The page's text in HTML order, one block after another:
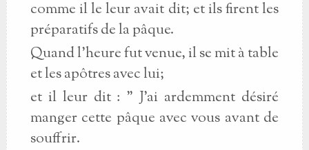
comme il le leur avait dit; et ils firent les
préparatifs de la pâque.
Quand l'heure fut venue, il se mit à table
et les apôtres avec lui;
et il leur dit : " J'ai ardemment désiré
manger cette pâque avec vous avant de
souffrir.